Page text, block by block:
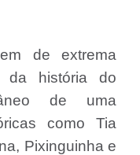
de extrema
da história do
de uma
como Tia
Pixinguinha e